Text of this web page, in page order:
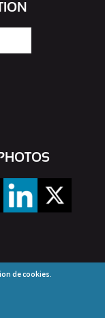
de cookies.